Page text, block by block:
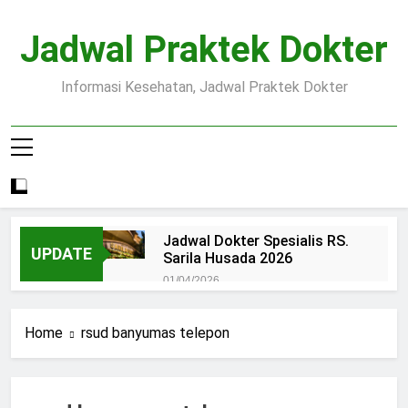
content
Jadwal Praktek Dokter
Informasi Kesehatan, Jadwal Praktek Dokter
UPDATE
Jadwal Dokter Spesialis RS.
Sarila Husada 2026
01/04/2026
15/07/2025
Pendaftaran Pasien BPJS
Home rsud banyumas telepon